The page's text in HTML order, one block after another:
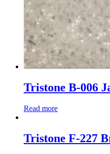
Tristone B-006
Read more
Tristone F-227